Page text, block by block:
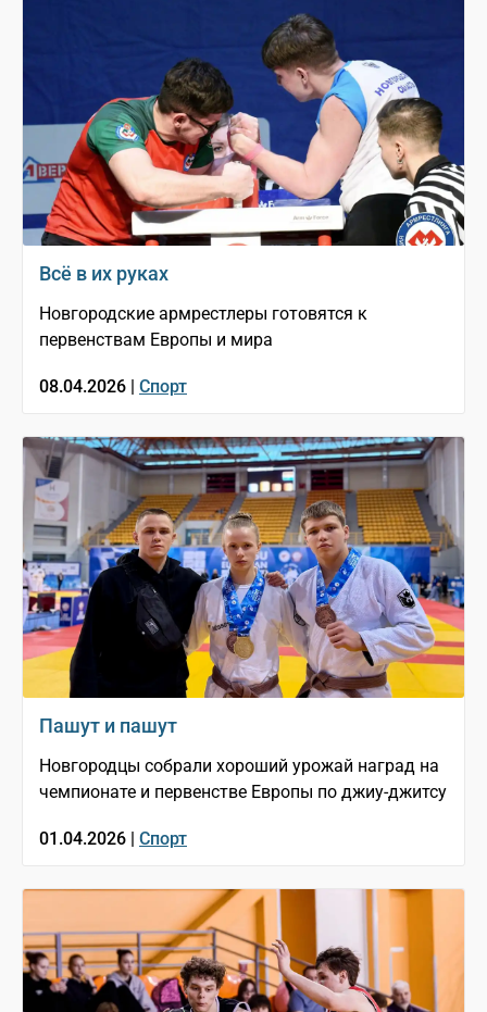
Всё в их руках
Новгородские армрестлеры готовятся к
первенствам Европы и мира
08.04.2026 | Спорт
Пашут и пашут
Новгородцы собрали хороший урожай наград на
чемпионате и первенстве Европы по джиу-джитсу
01.04.2026 | Спорт